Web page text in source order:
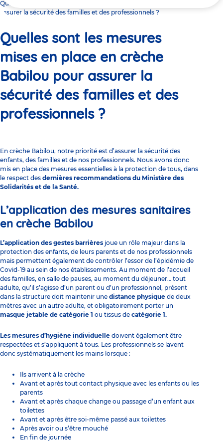
ici
Quelles sont les mesures mises en place en crèche Babilou pour
assurer la sécurité des familles et des professionnels ?
Quelles sont les mesures
mises en place en crèche
Babilou pour assurer la
sécurité des familles et des
professionnels ?
En crèche Babilou, notre priorité est d’assurer la sécurité des
enfants, des familles et de nos professionnels. Nous avons donc
mis en place des mesures essentielles à la protection de tous, dans
le respect des dernières recommandations du Ministère des
Solidarités et de la Santé.
L’application des mesures sanitaires
en crèche Babilou
L’application des gestes barrières joue un rôle majeur dans la
protection des enfants, de leurs parents et de nos professionnels
mais permettent également de contrôler l’essor de l’épidémie de
Covid-19 au sein de nos établissements. Au moment de l’accueil
des familles, en salle de pauses, au moment du déjeuner… tout
adulte, qu’il s’agisse d’un parent ou d’un professionnel, présent
dans la structure doit maintenir une distance physique de deux
mètres avec un autre adulte, et obligatoirement porter un
masque jetable de catégorie 1 ou tissus de catégorie 1.
Les mesures d’hygiène individuelle doivent également être
respectées et s’appliquent à tous. Les professionnels se lavent
donc systématiquement les mains lorsque :
Ils arrivent à la crèche
Avant et après tout contact physique avec les enfants ou les
parents
Avant et après chaque change ou passage d’un enfant aux
toilettes
Avant et après être soi-même passé aux toilettes
Après avoir ou s’être mouché
En fin de journée